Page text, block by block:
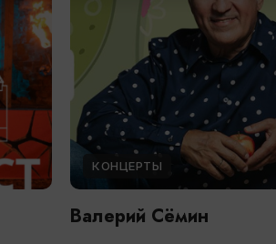
КОНЦЕРТЫ
Валерий Сёмин